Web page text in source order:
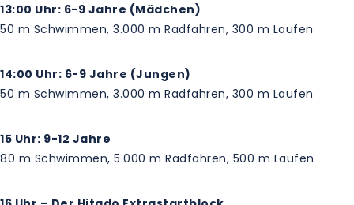
13:00 Uhr: 6-9 Jahre (Mädchen)
50 m Schwimmen, 3.000 m Radfahren, 300 m Laufen
14:00 Uhr: 6-9 Jahre (Jungen)
50 m Schwimmen, 3.000 m Radfahren, 300 m Laufen
15 Uhr: 9-12 Jahre
80 m Schwimmen, 5.000 m Radfahren, 500 m Laufen